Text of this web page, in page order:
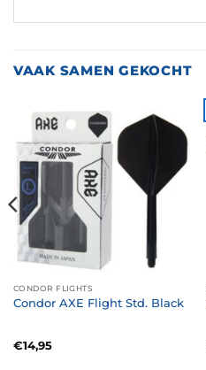
VAAK SAMEN GEKOCHT
CONDOR FLIGHTS
Condor AXE Flight Std. Black
€14,95